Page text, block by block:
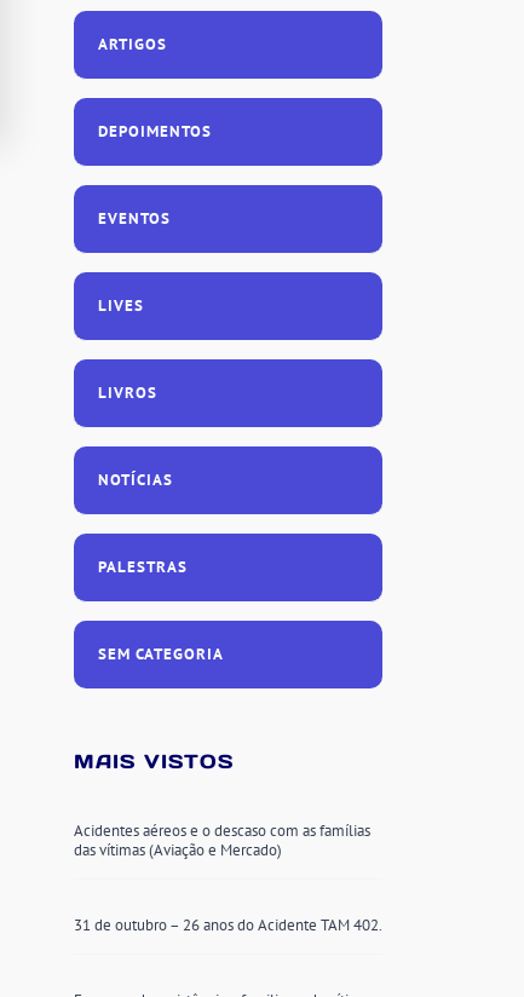
ARTIGOS
DEPOIMENTOS
EVENTOS
LIVES
LIVROS
NOTÍCIAS
PALESTRAS
SEM CATEGORIA
MAIS VISTOS
Acidentes aéreos e o descaso com as famílias
das vítimas (Aviação e Mercado)
31 de outubro – 26 anos do Acidente TAM 402.